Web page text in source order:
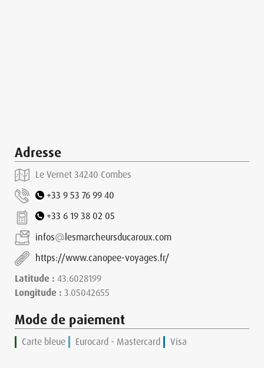
Adresse
Le Vernet 34240 Combes
+33 9 53 76 99 40
+33 6 19 38 02 05
infos
lesmarcheursducaroux.com
https://www.canopee-voyages.fr/
Latitude : 43.6028199
Longitude : 3.05042655
Mode de paiement
Carte bleue Eurocard - Mastercard Visa